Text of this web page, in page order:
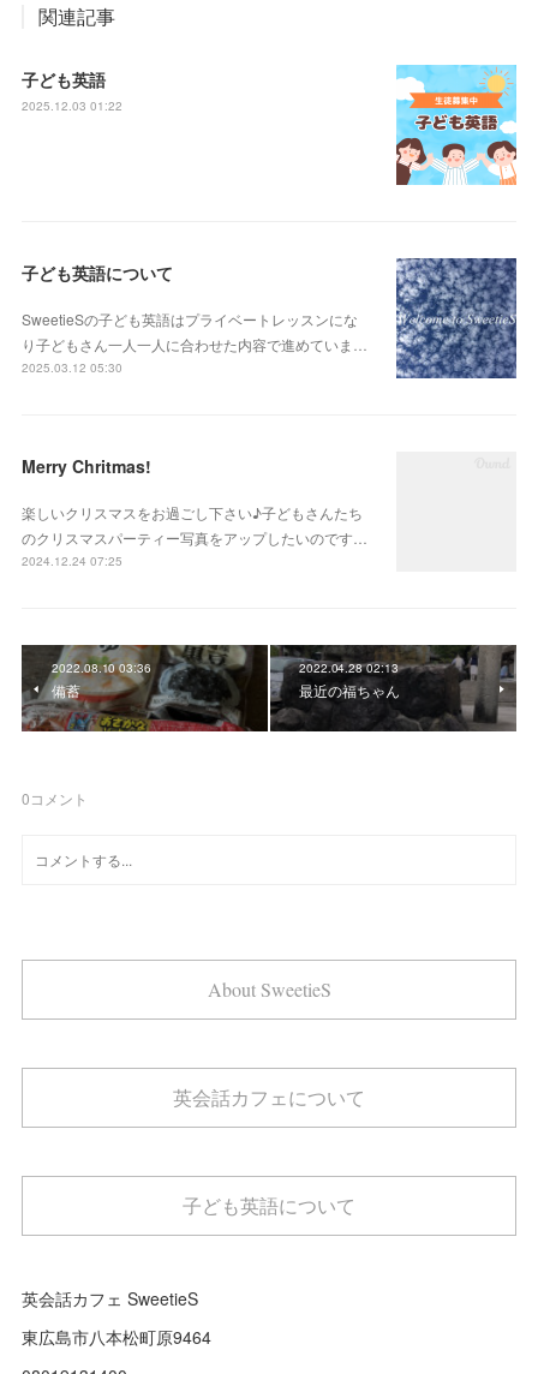
関連記事
子ども英語
2025.12.03 01:22
子ども英語について
SweetieSの子ども英語はプライベートレッスンにな
り子どもさん一人一人に合わせた内容で進めていま…
2025.03.12 05:30
Merry Chritmas!
楽しいクリスマスをお過ごし下さい♪子どもさんたち
のクリスマスパーティー写真をアップしたいのです…
2024.12.24 07:25
2022.08.10 03:36
備蓄
2022.04.28 02:13
最近の福ちゃん
0コメント
About SweetieS
英会話カフェについて
子ども英語について
英会話カフェ SweetieS
東広島市八本松町原9464